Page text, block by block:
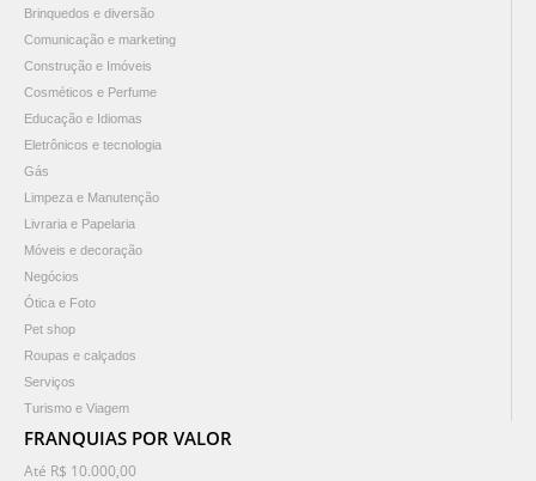
Brinquedos e diversão
Comunicação e marketing
Construção e Imóveis
Cosméticos e Perfume
Educação e Idiomas
Eletrônicos e tecnologia
Gás
Limpeza e Manutenção
Livraria e Papelaria
Móveis e decoração
Negócios
Ótica e Foto
Pet shop
Roupas e calçados
Serviços
Turismo e Viagem
FRANQUIAS POR VALOR
Até R$ 10.000,00